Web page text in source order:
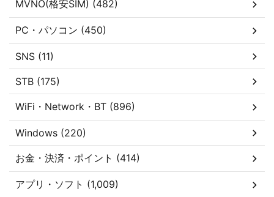
MVNO(格安SIM) (482)
PC・パソコン (450)
SNS (11)
STB (175)
WiFi・Network・BT (896)
Windows (220)
お金・決済・ポイント (414)
アプリ・ソフト (1,009)